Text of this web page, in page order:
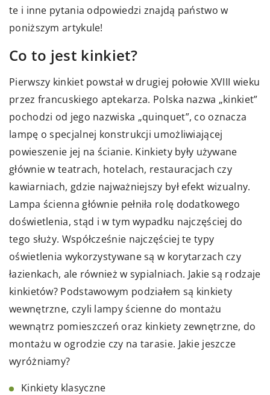
te i inne pytania odpowiedzi znajdą państwo w
poniższym artykule!
Co to jest kinkiet?
Pierwszy kinkiet powstał w drugiej połowie XVIII wieku
przez francuskiego aptekarza. Polska nazwa „kinkiet”
pochodzi od jego nazwiska „quinquet”, co oznacza
lampę o specjalnej konstrukcji umożliwiającej
powieszenie jej na ścianie. Kinkiety były używane
głównie w teatrach, hotelach, restauracjach czy
kawiarniach, gdzie najważniejszy był efekt wizualny.
Lampa ścienna głównie pełniła rolę dodatkowego
doświetlenia, stąd i w tym wypadku najczęściej do
tego służy. Współcześnie najczęściej te typy
oświetlenia wykorzystywane są w korytarzach czy
łazienkach, ale również w sypialniach. Jakie są rodzaje
kinkietów? Podstawowym podziałem są kinkiety
wewnętrzne, czyli lampy ścienne do montażu
wewnątrz pomieszczeń oraz kinkiety zewnętrzne, do
montażu w ogrodzie czy na tarasie. Jakie jeszcze
wyróżniamy?
Kinkiety klasyczne